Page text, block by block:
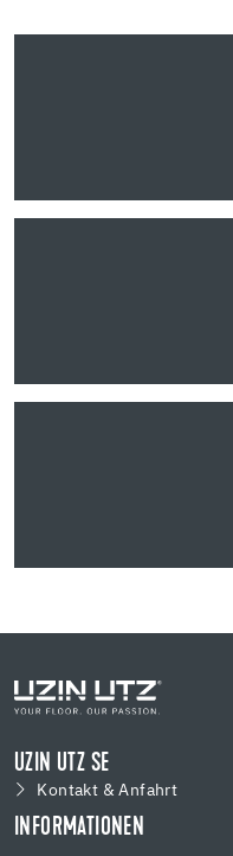
UZIN UTZ SE
Kontakt & Anfahrt
INFORMATIONEN